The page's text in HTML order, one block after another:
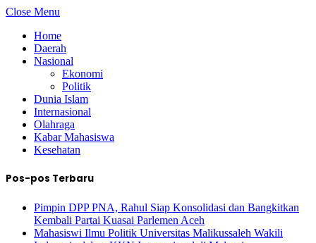
Close Menu
Home
Daerah
Nasional
Ekonomi
Politik
Dunia Islam
Internasional
Olahraga
Kabar Mahasiswa
Kesehatan
Pos-pos Terbaru
Pimpin DPP PNA, Rahul Siap Konsolidasi dan Bangkitkan
Kembali Partai Kuasai Parlemen Aceh
Mahasiswi Ilmu Politik Universitas Malikussaleh Wakili